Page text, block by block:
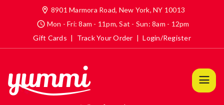
location_on 8901 Marmora Road, New York, NY 10013
access_time Mon - Fri: 8am - 11pm, Sat - Sun: 8am - 12pm
Gift Cards | Track Your Order | Login/Register